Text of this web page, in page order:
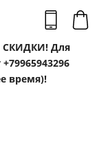
СКИДКИ! Для
время)!